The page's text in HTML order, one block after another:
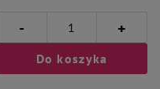
- +
Do koszyka